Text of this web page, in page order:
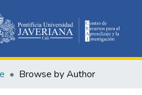
Browse by Author